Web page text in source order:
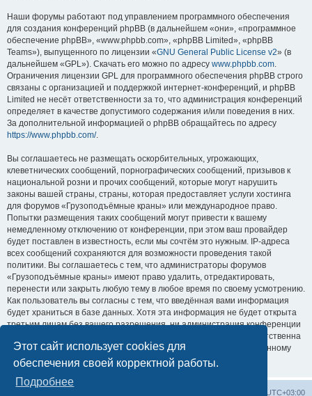
Этот сайт использует cookies для
обеспечения своей корректной работы.
Подробнее
Наши форумы работают под управлением программного обеспечения
для создания конференций phpBB (в дальнейшем «они», «программное
обеспечение phpBB», «www.phpbb.com», «phpBB Limited», «phpBB
Teams»), выпущенного по лицензии «GNU General Public License v2» (в
дальнейшем «GPL»). Скачать его можно по адресу www.phpbb.com.
Ограничения лицензии GPL для программного обеспечения phpBB строго
связаны с организацией и поддержкой интернет-конференций, и phpBB
Limited не несёт ответственности за то, что администрация конференций
определяет в качестве допустимого содержания и/или поведения в них.
За дополнительной информацией о phpBB обращайтесь по адресу
https://www.phpbb.com/.
Вы соглашаетесь не размещать оскорбительных, угрожающих,
клеветнических сообщений, порнографических сообщений, призывов к
национальной розни и прочих сообщений, которые могут нарушить
законы вашей страны, страны, которая предоставляет услуги хостинга
для форумов «Грузоподъёмные краны» или международное право.
Попытки размещения таких сообщений могут привести к вашему
немедленному отключению от конференции, при этом ваш провайдер
будет поставлен в известность, если мы сочтём это нужным. IP-адреса
всех сообщений сохраняются для возможности проведения такой
политики. Вы соглашаетесь с тем, что администраторы форумов
«Грузоподъёмные краны» имеют право удалить, отредактировать,
перенести или закрыть любую тему в любое время по своему усмотрению.
Как пользователь вы согласны с тем, что введённая вами информация
будет храниться в базе данных. Хотя эта информация не будет открыта
третьим лицам без вашего разрешения, ни администрация конференции
«Грузоподъёмные краны», ни phpBB Limited не может быть ответственна
за действия хакеров, которые могут привести к несанкционированному
доступу к ней.
UTC+03:00